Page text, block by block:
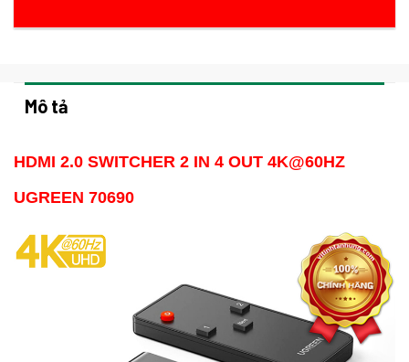
Mô tả
HDMI 2.0 SWITCHER 2 IN 4 OUT 4K@60HZ
UGREEN 70690